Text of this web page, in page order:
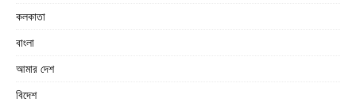
কলকাতা
বাংলা
আমার দেশ
বিদেশ